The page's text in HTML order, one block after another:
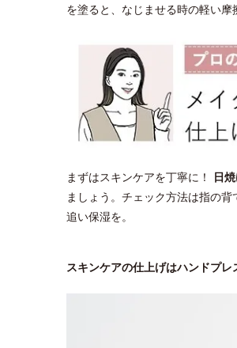
を塗ると、なじませる時の軽い摩
まずはスキンケアを丁寧に！ 日
ましょう。チェック方法は指の
追い保湿を。
スキンケアの仕上げはハンドプ